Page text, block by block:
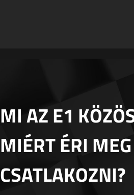
MI AZ E1
MIÉRT ÉRI MEG
CSATLAKOZNI?